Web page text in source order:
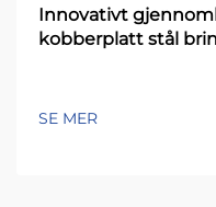
Innovativt
kobberplatt stål
SE MER